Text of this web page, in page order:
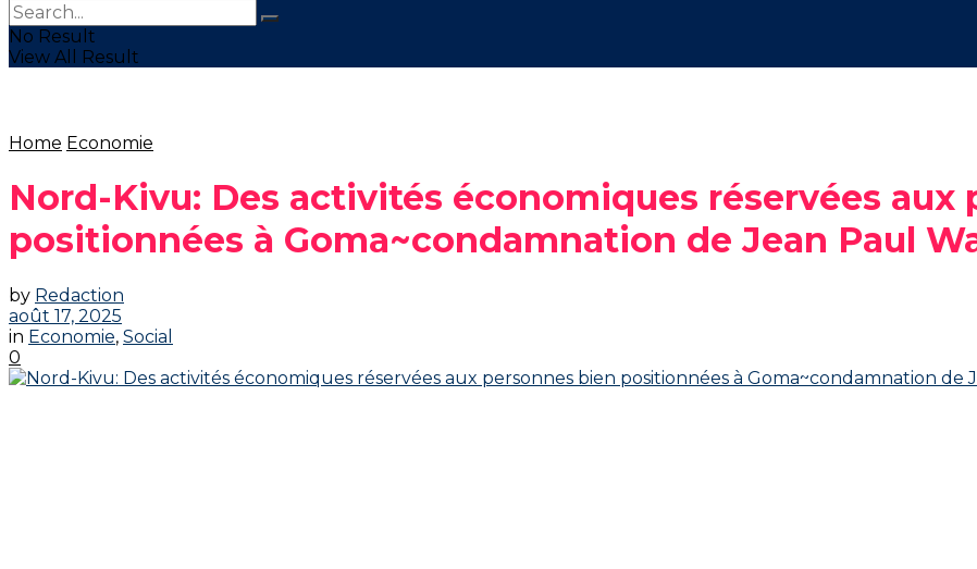
No Result
View All Result
Home Economie
Nord-Kivu: Des activités économiques réservées aux
positionnées à Goma~condamnation de Jean Paul
by Redaction
août 17, 2025
in Economie, Social
0